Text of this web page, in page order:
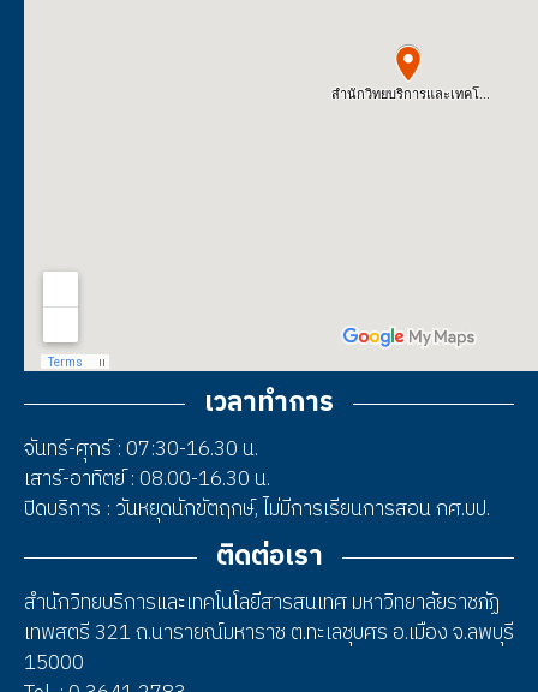
เวลาทำการ
จันทร์-ศุกร์ : 07:30-16.30 น.
เสาร์-อาทิตย์ : 08.00-16.30 น.
ปิดบริการ : วันหยุดนักขัตฤกษ์, ไม่มีการเรียนการสอน กศ.บป.
ติดต่อเรา
สำนักวิทยบริการและเทคโนโลยีสารสนเทศ มหาวิทยาลัยราชภัฏ
เทพสตรี 321 ถ.นารายณ์มหาราช ต.ทะเลชุบศร อ.เมือง จ.ลพบุรี
15000